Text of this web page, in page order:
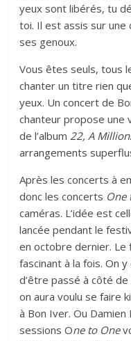
yeux sont libérés, tu
toi. Il est assis sur une
ses genoux.
Vous êtes seuls, tous
chanter un titre rien
yeux. Un concert de
chanteur propose une
de l’album 22, A Million
arrangements
Après les concerts à
donc les concerts One
caméras. L’idée est
lancée pendant le
en octobre dernier.
fascinant à la fois.On
d’être passé à côté
on aura voulu se faire
à Bon Iver. Ou Damien
sessions One to One